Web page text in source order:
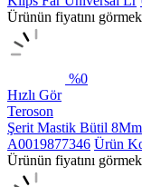
Ürünün fiyatını
%0
Hızlı Gör
Teroson
Şerit Mastik Bütil
A0019877346 Ürün
Ürünün fiyatını